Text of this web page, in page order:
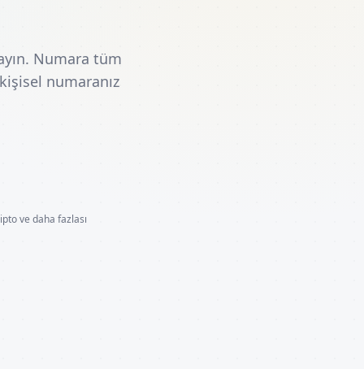
Numara tüm
numaranız
ve daha fazlası